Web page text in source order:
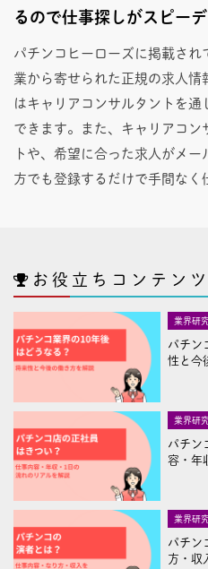
るので仕事探しがスピー
パチンコヒーローズに掲載さ
業から寄せられた正規の求人
はキャリアコンサルタントを
できます。また、キャリアコン
トや、希望に合った求人がメ
方でも登録するだけで手間なく
お役立ちコンテンツ
業界研
パチン
性と今
業界研
パチン
容・年
業界研
パチン
方・収